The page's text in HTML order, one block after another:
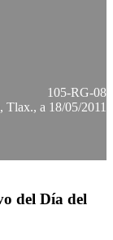
105-RG-08
Tlax., a 18/05/2011
del Día del